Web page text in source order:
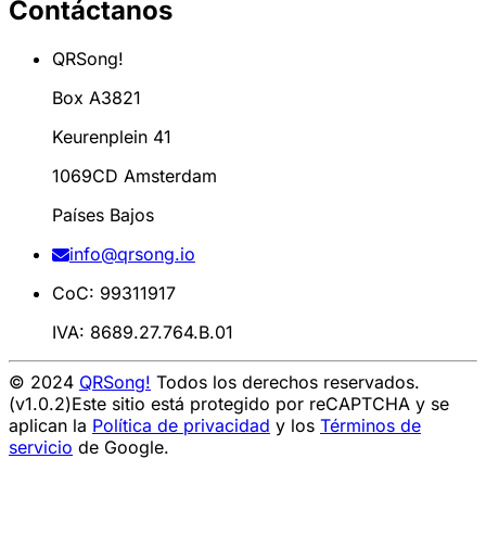
Contáctanos
QRSong!
Box A3821
Keurenplein 41
1069CD Amsterdam
Países Bajos
info@qrsong.io
CoC: 99311917
IVA: 8689.27.764.B.01
© 2024 QRSong! Todos los derechos reservados.
(v1.0.2)Este sitio está protegido por reCAPTCHA y se
aplican la Política de privacidad y los Términos de
servicio de Google.